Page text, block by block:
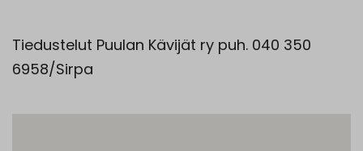
Tiedustelut Puulan Kävijät ry puh. 040 350
6958/Sirpa